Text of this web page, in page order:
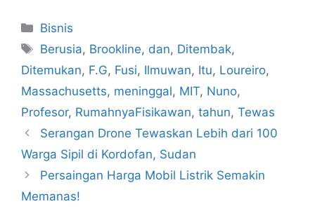
Kategori
Bisnis
Tag
Berusia, Brookline, dan, Ditembak,
Ditemukan, F.G, Fusi, Ilmuwan, Itu, Loureiro,
Massachusetts, meninggal, MIT, Nuno,
Profesor, RumahnyaFisikawan, tahun, Tewas
Serangan Drone Tewaskan Lebih dari 100
Warga Sipil di Kordofan, Sudan
Persaingan Harga Mobil Listrik Semakin
Memanas!